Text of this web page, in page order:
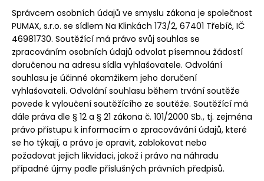
Správcem osobních údajů ve smyslu zákona je společnost
PUMAX, s.r.o. se sídlem Na Klinkách 173/2, 67401 Třebíč, IČ
46981730. Soutěžící má právo svůj souhlas se
zpracováním osobních údajů odvolat písemnou žádostí
doručenou na adresu sídla vyhlašovatele. Odvolání
souhlasu je účinné okamžikem jeho doručení
vyhlašovateli. Odvolání souhlasu během trvání soutěže
povede k vyloučení soutěžícího ze soutěže. Soutěžící má
dále práva dle § 12 a § 21 zákona č. 101/2000 Sb., tj. zejména
právo přístupu k informacím o zpracovávání údajů, které
se ho týkají, a právo je opravit, zablokovat nebo
požadovat jejich likvidaci, jakož i právo na náhradu
případné újmy podle příslušných právních předpisů.